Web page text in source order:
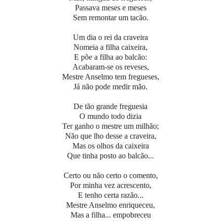
Passava meses e meses
Sem remontar um tacão.
Um dia o rei da craveira
Nomeia a filha caixeira,
E põe a filha ao balcão:
Acabaram-se os reveses,
Mestre Anselmo tem fregueses,
Já não pode medir mão.
De tão grande freguesia
O mundo todo dizia
Ter ganho o mestre um milhão;
Não que lho desse a craveira,
Mas os olhos da caixeira
Que tinha posto ao balcão...
Certo ou não certo o comento,
Por minha vez acrescento,
E tenho certa razão...
Mestre Anselmo enriqueceu,
Mas a filha... empobreceu